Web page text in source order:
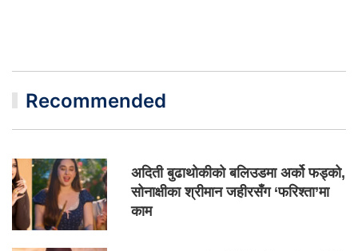
Recommended
अदिती बुढाथोकीको बलिउडमा अर्को फड्को,
सोनाक्षीका श्रीमान जहीरसँग ‘फरिश्ता’मा
काम